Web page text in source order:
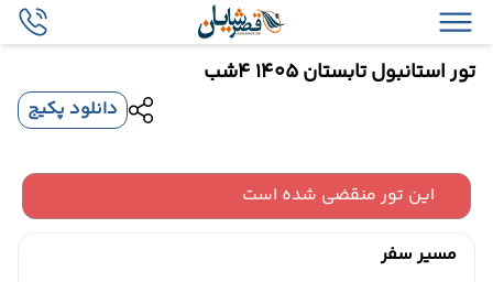
تور استانبول تابستان 1405 4شب
دانلود پکیج
این تور منقضی شده است
مسیر سفر